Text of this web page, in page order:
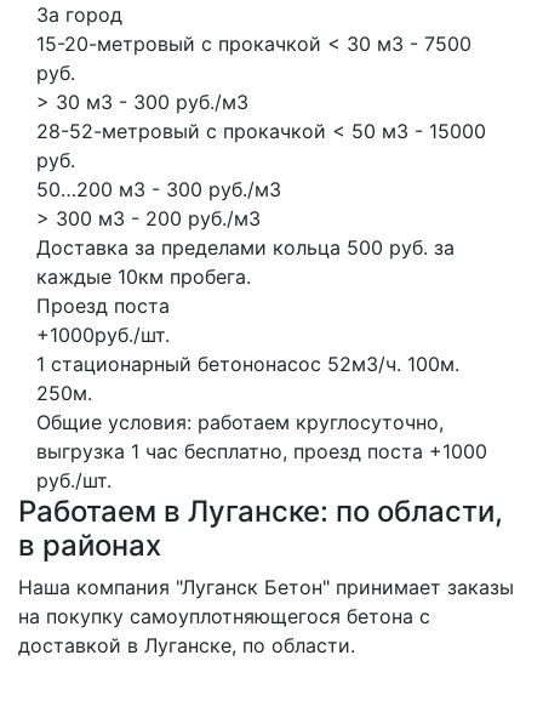
За город
15-20-метровый с прокачкой < 30 м3 - 7500
руб.
> 30 м3 - 300 руб./м3
28-52-метровый с прокачкой < 50 м3 - 15000
руб.
50…200 м3 - 300 руб./м3
> 300 м3 - 200 руб./м3
Доставка за пределами кольца 500 руб. за
каждые 10км пробега.
Проезд поста
+1000руб./шт.
1 стационарный бетононасос 52м3/ч. 100м.
250м.
Общие условия: работаем круглосуточно,
выгрузка 1 час бесплатно, проезд поста +1000
руб./шт.
Работаем в Луганске: по области,
в районах
Наша компания "Луганск Бетон" принимает заказы
на покупку самоуплотняющегося бетона с
доставкой в Луганске, по области.